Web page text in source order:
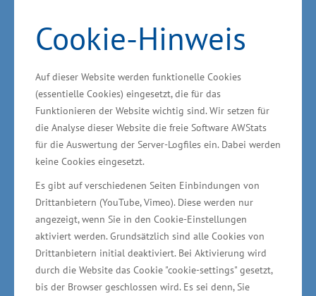
Cookie-Hinweis
Auf dieser Website werden funktionelle Cookies
(essentielle Cookies) eingesetzt, die für das
Funktionieren der Website wichtig sind. Wir setzen für
die Analyse dieser Website die freie Software AWStats
für die Auswertung der Server-Logfiles ein. Dabei werden
keine Cookies eingesetzt.
Es gibt auf verschiedenen Seiten Einbindungen von
Drittanbietern (YouTube, Vimeo). Diese werden nur
angezeigt, wenn Sie in den Cookie-Einstellungen
aktiviert werden. Grundsätzlich sind alle Cookies von
Drittanbietern initial deaktiviert. Bei Aktivierung wird
durch die Website das Cookie "cookie-settings" gesetzt,
bis der Browser geschlossen wird. Es sei denn, Sie
Erneuerbar. An diesem Tag findet, zum
statt.
Noch bis zum 16. Aprilkönnen Aktionen,
Führungen oder Mitmachformate für den
EnergieTag MV 2025 angemeldet werden – ob
im Betrieb, auf dem Marktplatz oder im eigenen
Zuhause.
Bei mehr als 50 Aktionen zeigen Unternehmen,
Initiativen und Institutionen, wie vielfältig und
faszinierend erneuerbare Energien sein können.